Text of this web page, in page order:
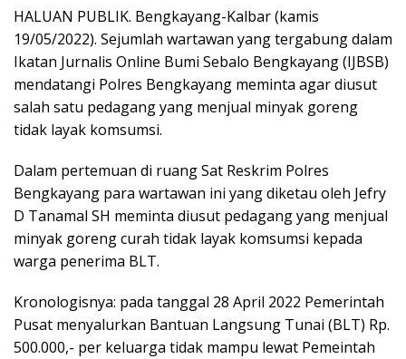
HALUAN PUBLIK. Bengkayang-Kalbar (kamis
19/05/2022). Sejumlah wartawan yang tergabung dalam
Ikatan Jurnalis Online Bumi Sebalo Bengkayang (IJBSB)
mendatangi Polres Bengkayang meminta agar diusut
salah satu pedagang yang menjual minyak goreng
tidak layak komsumsi.
Dalam pertemuan di ruang Sat Reskrim Polres
Bengkayang para wartawan ini yang diketau oleh Jefry
D Tanamal SH meminta diusut pedagang yang menjual
minyak goreng curah tidak layak komsumsi kepada
warga penerima BLT.
Kronologisnya: pada tanggal 28 April 2022 Pemerintah
Pusat menyalurkan Bantuan Langsung Tunai (BLT) Rp.
500.000,- per keluarga tidak mampu lewat Pemeintah